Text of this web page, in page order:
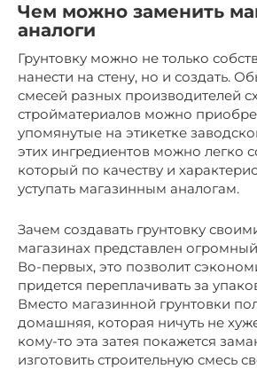
Чем можно заменить
аналоги
Грунтовку можно не только
нанести на стену, но и создать.
смесей разных производителей
стройматериалов можно
упомянутые на этикетке
этих ингредиентов можно легко
который по качеству и
уступать магазинным аналогам.
Зачем создавать грунтовку
магазинах представлен
Во-первых, это позволит
придется переплачивать за
Вместо магазинной грунтовки
домашняя, которая ничуть не
кому-то эта затея покажется
изготовить строительную смесь